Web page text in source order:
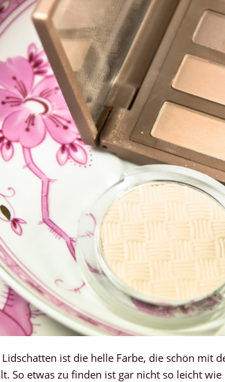
ist die helle Farbe, die schön mit
So etwas zu finden ist gar nicht so leicht